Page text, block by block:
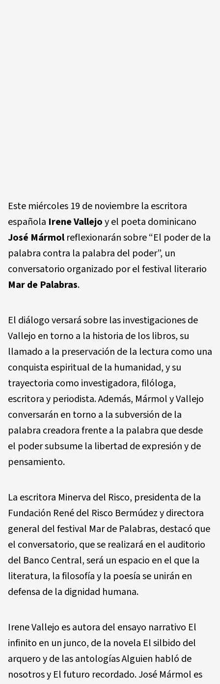
Este miércoles 19 de noviembre la escritora
española Irene Vallejoy el poeta dominicano
José Mármolreflexionarán sobre “El poder de la
palabra contra la palabra del poder”, un
conversatorio organizado por el festival literario
Mar de Palabras.
El diálogo versará sobre las investigaciones de
Vallejo en torno a la historia de los libros, su
llamado a la preservación de la lectura como una
conquista espiritual de la humanidad, y su
trayectoria como investigadora, filóloga,
escritora y periodista. Además, Mármol y Vallejo
conversarán en torno a la subversión de la
palabra creadora frente a la palabra que desde
el poder subsume la libertad de expresión y de
pensamiento.
La escritora Minerva del Risco, presidenta de la
Fundación René del Risco Bermúdez y directora
general del festival Mar de Palabras, destacó que
el conversatorio, que se realizará en el auditorio
del Banco Central, será un espacio en el que la
literatura, la filosofía y la poesía se unirán en
defensa de la dignidad humana.
Irene Vallejo es autora del ensayo narrativo El
infinito en un junco, de la novela El silbido del
arquero y de las antologías Alguien habló de
nosotros y El futuro recordado. José Mármol es